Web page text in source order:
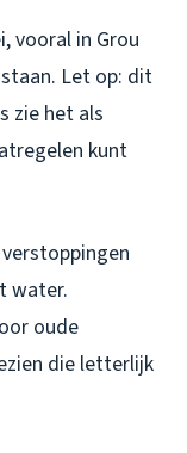
vooral in Grou
Let op: dit
zie het als
kunt
water.
oude
die letterlijk